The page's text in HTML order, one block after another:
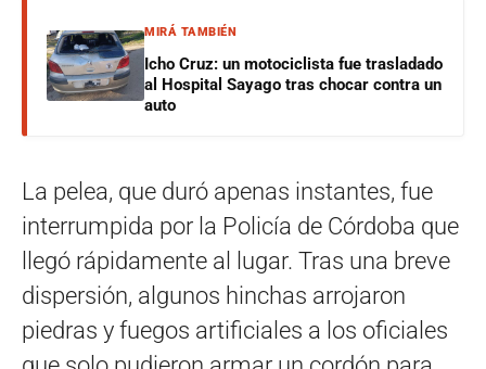
MIRÁ TAMBIÉN
Icho Cruz: un motociclista fue trasladado
al Hospital Sayago tras chocar contra un
auto
La pelea, que duró apenas instantes, fue
interrumpida por la Policía de Córdoba que
llegó rápidamente al lugar. Tras una breve
dispersión, algunos hinchas arrojaron
piedras y fuegos artificiales a los oficiales